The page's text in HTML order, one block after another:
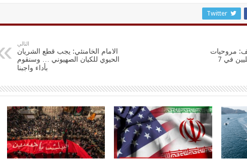
Twitter
مروحيات
“الجيش” قتلت إسرائيليين في 7
التالي
الامام الخامنئي: يجب قطع الشريان
الحيوي للكيان الصهيوني … وسنقوم
بأداء واجبنا